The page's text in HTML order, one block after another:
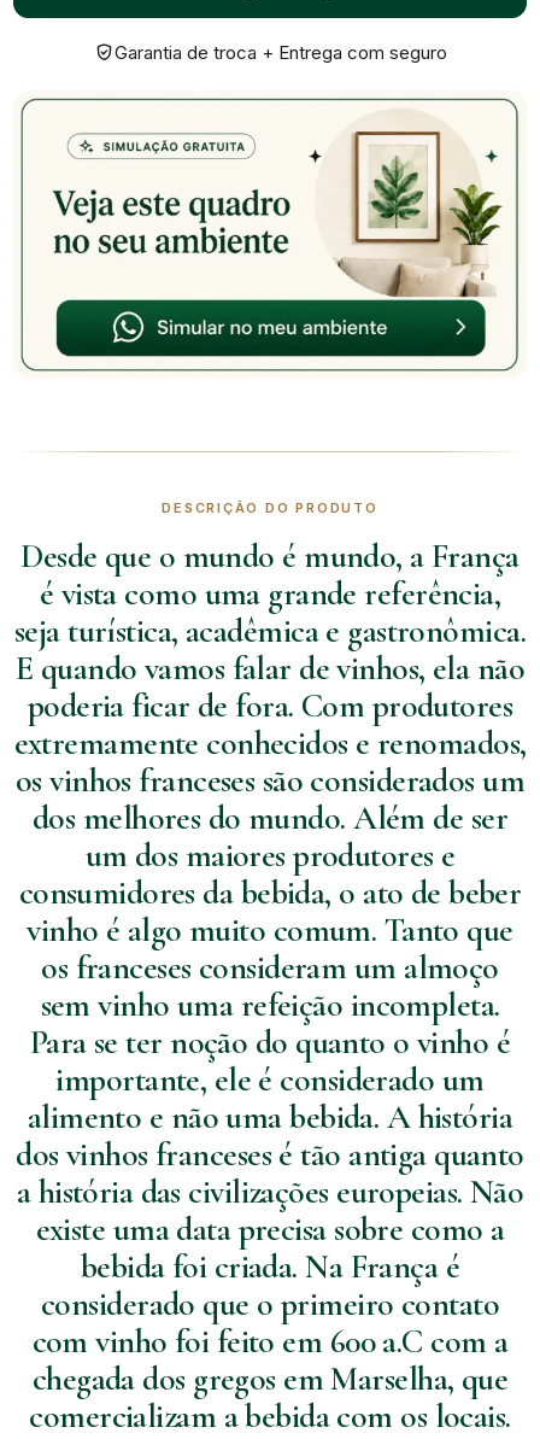
Garantia de troca + Entrega com seguro
DESCRIÇÃO DO PRODUTO
Desde que o mundo é mundo, a França
é vista como uma grande referência,
seja turística, acadêmica e gastronômica.
E quando vamos falar de vinhos, ela não
poderia ficar de fora. Com produtores
extremamente conhecidos e renomados,
os vinhos franceses são considerados um
dos melhores do mundo. Além de ser
um dos maiores produtores e
consumidores da bebida, o ato de beber
vinho é algo muito comum. Tanto que
os franceses consideram um almoço
sem vinho uma refeição incompleta.
Para se ter noção do quanto o vinho é
importante, ele é considerado um
alimento e não uma bebida. A história
dos vinhos franceses é tão antiga quanto
a história das civilizações europeias. Não
existe uma data precisa sobre como a
bebida foi criada. Na França é
considerado que o primeiro contato
com vinho foi feito em 600 a.C com a
chegada dos gregos em Marselha, que
comercializam a bebida com os locais.